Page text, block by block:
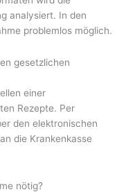
analysiert. In den
problemlos möglich.
gesetzlichen
einer
Rezepte. Per
den elektronischen
die Krankenkasse
nötig?